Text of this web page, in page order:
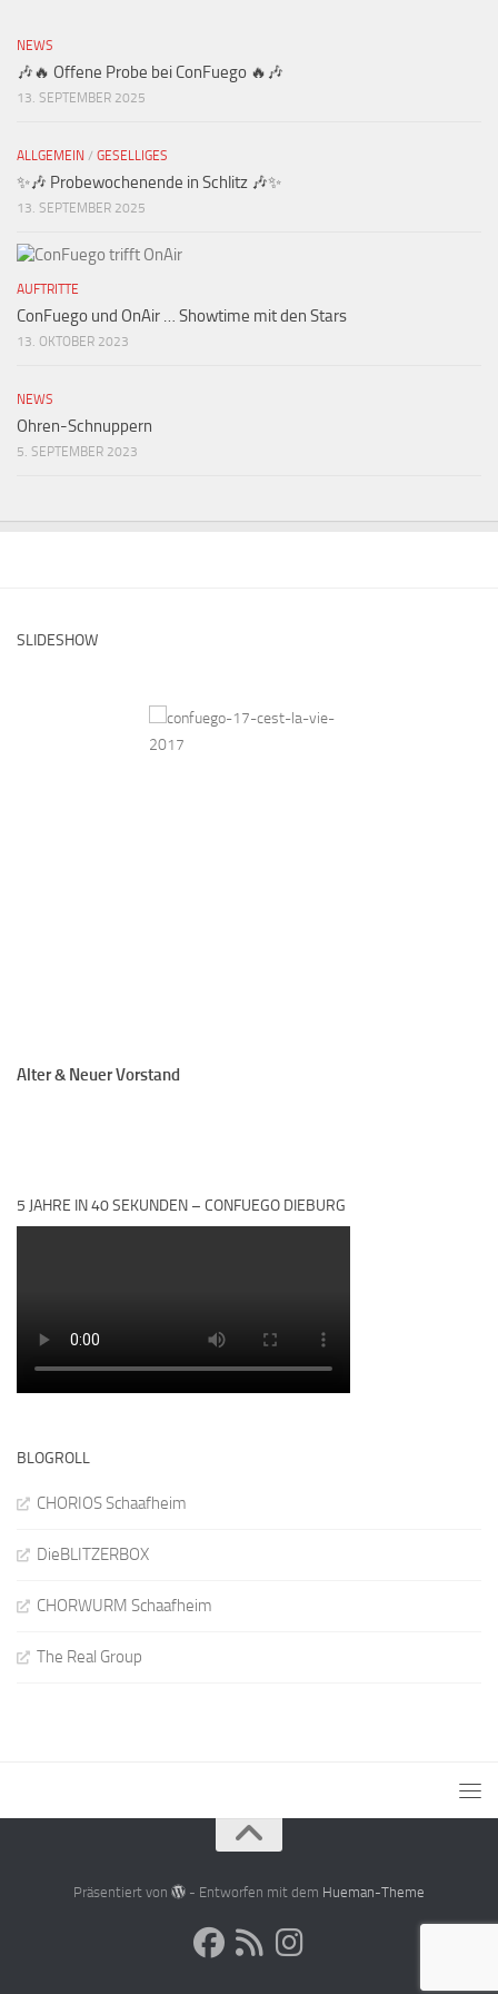
NEWS
🎶🔥 Offene Probe bei ConFuego 🔥🎶
13. SEPTEMBER 2025
ALLGEMEIN / GESELLIGES
✨🎶 Probewochenende in Schlitz 🎶✨
13. SEPTEMBER 2025
AUFTRITTE
ConFuego und OnAir … Showtime mit den Stars
13. OKTOBER 2023
NEWS
Ohren-Schnuppern
5. SEPTEMBER 2023
SLIDESHOW
Alter & Neuer Vorstand
5 JAHRE IN 40 SEKUNDEN – CONFUEGO DIEBURG
BLOGROLL
CHORIOS Schaafheim
DieBLITZERBOX
CHORWURM Schaafheim
The Real Group
Präsentiert von - Entworfen mit dem Hueman-Theme